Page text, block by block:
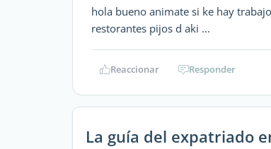
hola bueno animate si ke hay
restorantes pijos d aki ...
Reaccionar Responder
La guía del expatriado